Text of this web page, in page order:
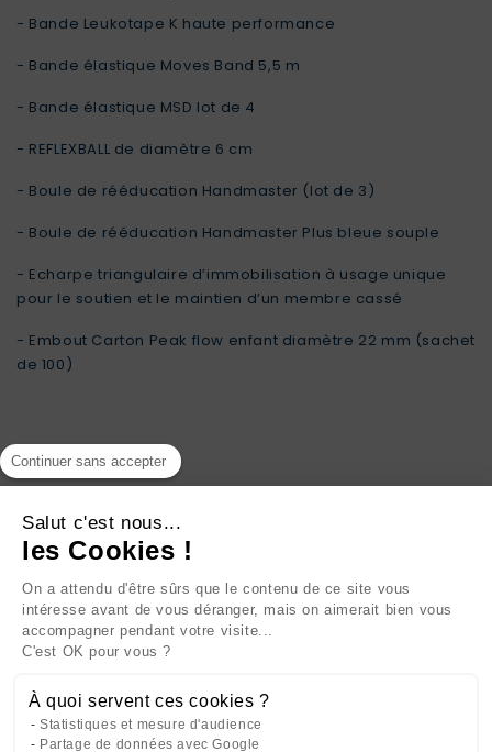
- Bande Leukotape K haute performance
- Bande élastique Moves Band 5,5 m
- Bande élastique MSD lot de 4
- REFLEXBALL de diamètre 6 cm
- Boule de rééducation Handmaster (lot de 3)
- Boule de rééducation Handmaster Plus bleue souple
- Echarpe triangulaire d’immobilisation à usage unique
pour le soutien et le maintien d’un membre cassé
- Embout Carton Peak flow enfant diamètre 22 mm (sachet
de 100)
INFORMATIONS
NOTRE SOCIÉTÉ 
NOS PRODUITS
CATÉGORIES
Continuer sans accepter
Salut c'est nous...
les Cookies !
On a attendu d'être sûrs que le contenu de ce site vous
intéresse avant de vous déranger, mais on aimerait bien vous
accompagner pendant votre visite...
C'est OK pour vous ?
À quoi servent ces cookies ?
Statistiques et mesure d'audience
Partage de données avec Google